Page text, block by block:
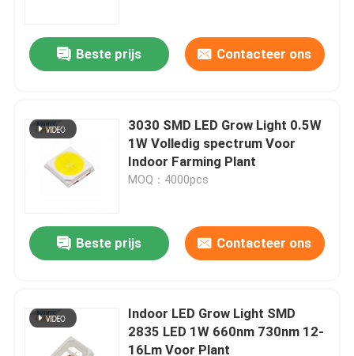
Beste prijs Contacteer ons
3030 SMD LED Grow Light 0.5W
1W Volledig spectrum Voor
Indoor Farming Plant
MOQ：4000pcs
Beste prijs Contacteer ons
Indoor LED Grow Light SMD
2835 LED 1W 660nm 730nm 12-
16Lm Voor Plant